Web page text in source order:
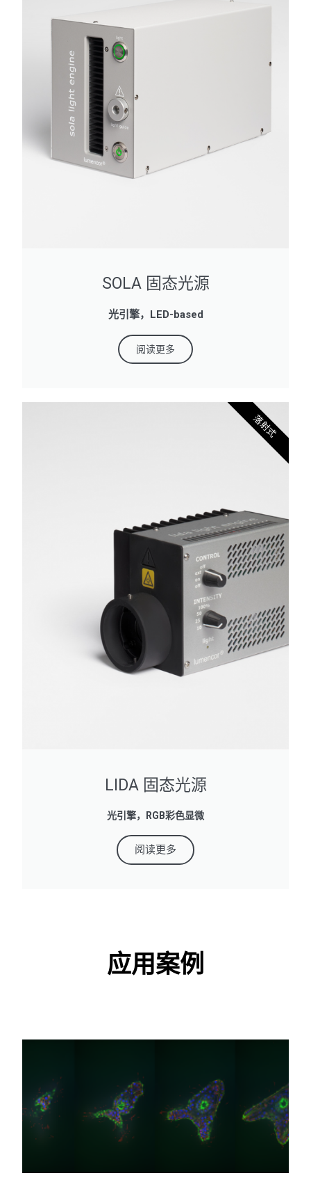
SOLA 固态光源
光引擎，LED-based
阅读更多
LIDA 固态光源
光引擎，RGB彩色显微
阅读更多
落射式
应用案例